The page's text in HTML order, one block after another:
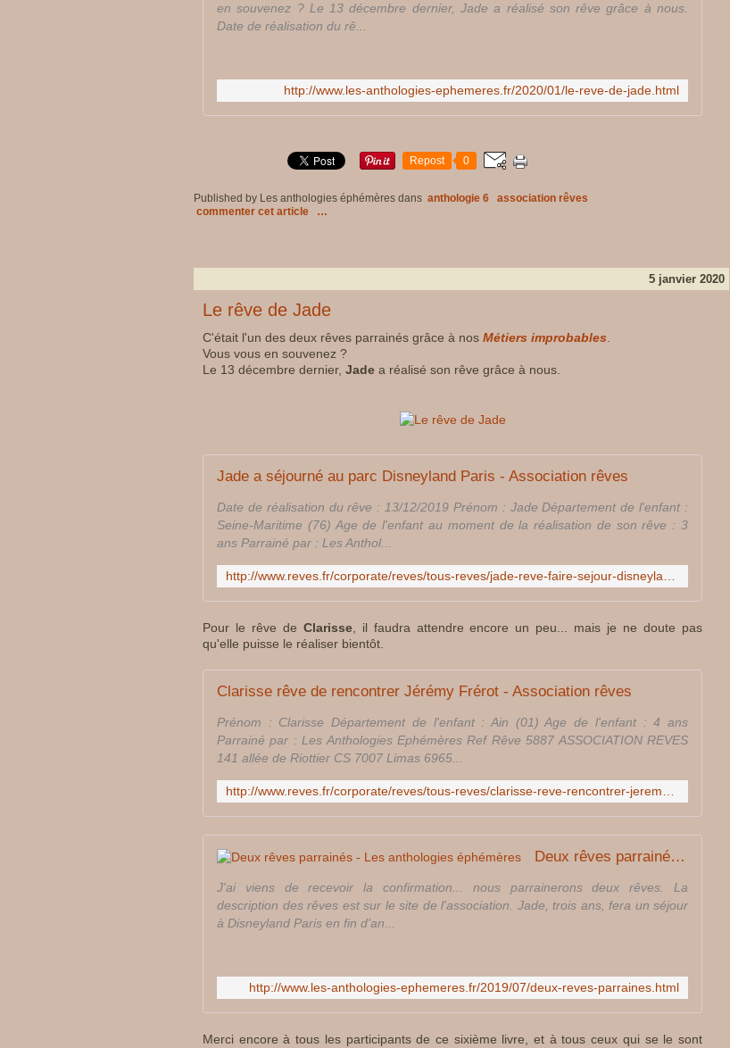
en souvenez ? Le 13 décembre dernier, Jade a réalisé son rêve grâce à nous.
Date de réalisation du rê...
http://www.les-anthologies-ephemeres.fr/2020/01/le-reve-de-jade.html
Repost 0
Published by Les anthologies éphémères dans anthologie 6
association rêves
commenter cet article
…
5 janvier 2020
Le rêve de Jade
C'était l'un des deux rêves parrainés grâce à nos Métiers improbables
Vous vous en souvenez ?
Le 13 décembre dernier, Jade a réalisé son rêve grâce à nous.
Jade a séjourné au parc Disneyland Paris - Association rêves
Date de réalisation du rêve : 13/12/2019 Prénom : Jade Département de l'enfant :
Seine-Maritime (76) Age de l'enfant au moment de la réalisation de son rêve : 3
ans Parrainé par : Les Anthol...
Pour le rêve de Clarisse, il faudra attendre encore un peu... mais je ne doute pas
qu'elle puisse le réaliser bientôt.
Clarisse rêve de rencontrer Jérémy Frérot - Association rêves
Prénom : Clarisse Département de l'enfant : Ain (01) Age de l'enfant : 4 ans
Parrainé par : Les Anthologies Ephémères Ref Rêve 5887 ASSOCIATION REVES
141 allée de Riottier CS 7007 Limas 6965...
Deux rêves parrainés - Les anthologies éphémères
J'ai viens de recevoir la confirmation... nous parrainerons deux rêves. La
description des rêves est sur le site de l'association. Jade, trois ans, fera un séjour
à Disneyland Paris en fin d'an...
http://www.les-anthologies-ephemeres.fr/2019/07/deux-reves-parraines.html
Merci encore à tous les participants de ce sixième livre, et à tous ceux qui se le sont